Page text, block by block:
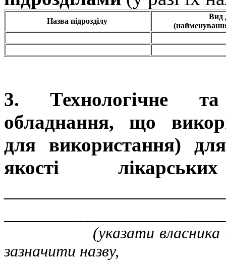
Назва підрозділу
Вид
3. Технологічне та
обладнання, що
для використання)
якості
(указати власника
зазначити назву,